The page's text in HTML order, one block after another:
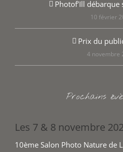
Photof’Ill débarque
10 février
Prix du
4 novembre
Prochains
Les 7 & 8 novembre
10ème Salon Photo Nature de